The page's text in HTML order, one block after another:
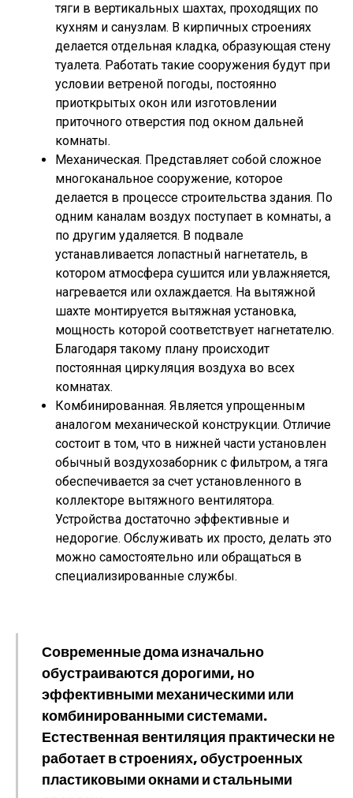
тяги в вертикальных шахтах, проходящих по
кухням и санузлам. В кирпичных строениях
делается отдельная кладка, образующая стену
туалета. Работать такие сооружения будут при
условии ветреной погоды, постоянно
приоткрытых окон или изготовлении
приточного отверстия под окном дальней
комнаты.
Механическая. Представляет собой сложное
многоканальное сооружение, которое
делается в процессе строительства здания. По
одним каналам воздух поступает в комнаты, а
по другим удаляется. В подвале
устанавливается лопастный нагнетатель, в
котором атмосфера сушится или увлажняется,
нагревается или охлаждается. На вытяжной
шахте монтируется вытяжная установка,
мощность которой соответствует нагнетателю.
Благодаря такому плану происходит
постоянная циркуляция воздуха во всех
комнатах.
Комбинированная. Является упрощенным
аналогом механической конструкции. Отличие
состоит в том, что в нижней части установлен
обычный воздухозаборник с фильтром, а тяга
обеспечивается за счет установленного в
коллекторе вытяжного вентилятора.
Устройства достаточно эффективные и
недорогие. Обслуживать их просто, делать это
можно самостоятельно или обращаться в
специализированные службы.
Современные дома изначально
обустраиваются дорогими, но
эффективными механическими или
комбинированными системами.
Естественная вентиляция практически не
работает в строениях, обустроенных
пластиковыми окнами и стальными